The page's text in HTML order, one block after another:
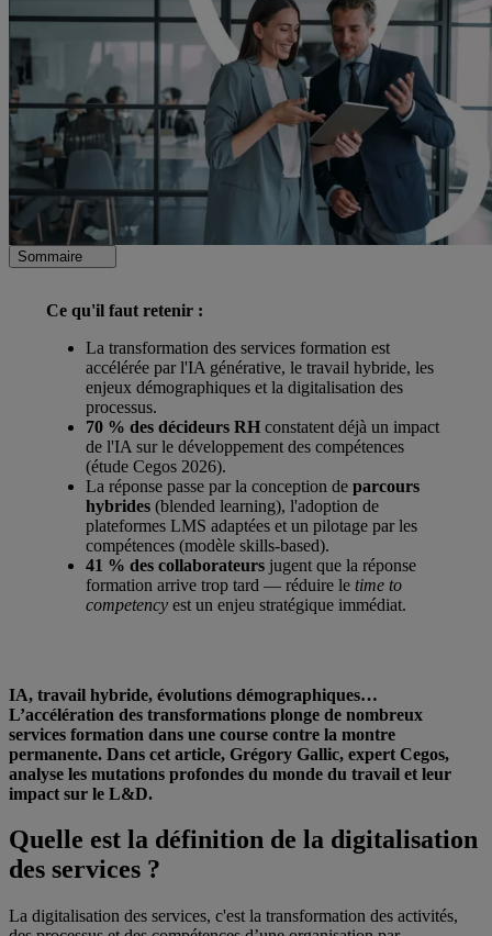
Sommaire
Ce qu'il faut retenir :
La transformation des services formation est
accélérée par l'IA générative, le travail hybride, les
enjeux démographiques et la digitalisation des
processus.
70 % des décideurs RH constatent déjà un impact
de l'IA sur le développement des compétences
(étude Cegos 2026).
La réponse passe par la conception de parcours
hybrides (blended learning), l'adoption de
plateformes LMS adaptées et un pilotage par les
compétences (modèle skills-based).
41 % des collaborateurs jugent que la réponse
formation arrive trop tard — réduire le time to
competency est un enjeu stratégique immédiat.
IA, travail hybride, évolutions démographiques…
L’accélération des transformations plonge de nombreux
services formation dans une course contre la montre
permanente. Dans cet article, Grégory Gallic, expert Cegos,
analyse les mutations profondes du monde du travail et leur
impact sur le L&D.
Quelle est la définition de la digitalisation
des services ?
La digitalisation des services, c'est la transformation des activités,